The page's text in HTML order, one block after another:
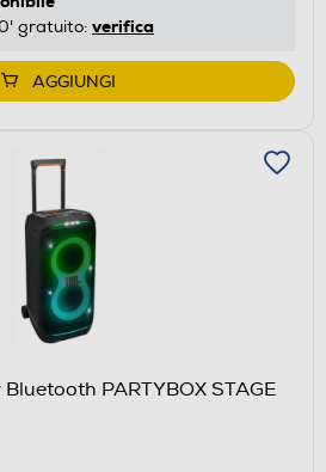
gratuito: verifica
AGGIUNGI
PARTYBOX STAGE